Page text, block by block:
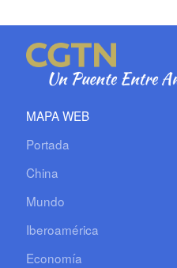
MAPA WEB
Portada
China
Mundo
Iberoamérica
Economía